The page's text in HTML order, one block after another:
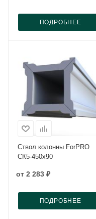
ПОДРОБНЕЕ
Ствол колонны ForPRO
СК5-450x90
от 2 283 ₽
ПОДРОБНЕЕ